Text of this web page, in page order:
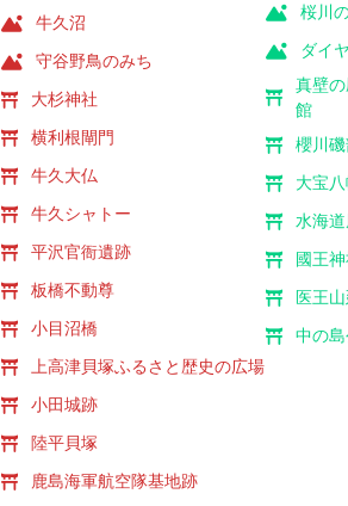
牛久沼
守谷野鳥のみち
大杉神社
横利根閘門
牛久大仏
牛久シャトー
平沢官衙遺跡
板橋不動尊
小目沼橋
上高津貝塚ふるさと歴史の広場
小田城跡
陸平貝塚
鹿島海軍航空隊基地跡
桜川
ダイ
真壁
館
櫻川
大宝
水海
國王
医王
中の島